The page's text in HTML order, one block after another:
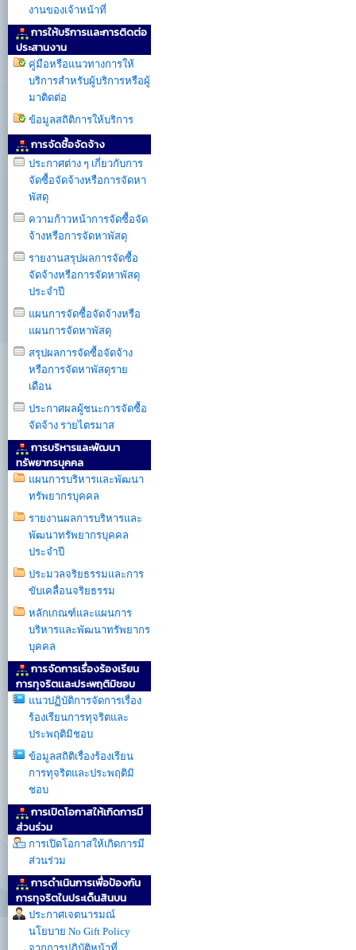
งานของเจ้าหน้าที่
การให้บริการเเละการติดต่อ
ประสานงาน
คู่มือหรือแนวทางการให้
บริการสำหรับผู้บริการหรือผู้
มาติดต่อ
ข้อมูลสถิติการให้บริการ
การจัดซื้อจัดจ้าง
ประกาศต่าง ๆ เกี่ยวกับการ
จัดซื้อจัดจ้างหรือการจัดหา
พัสดุ
ความก้าวหน้าการจัดซื้อจัด
จ้างหรือการจัดหาพัสดุ
รายงานสรุปผลการจัดซื้อ
จัดจ้างหรือการจัดหาพัสดุ
ประจำปี
แผนการจัดซื้อจัดจ้างหรือ
แผนการจัดหาพัสดุ
สรุปผลการจัดซื้อจัดจ้าง
หรือการจัดหาพัสดุราย
เดือน
ประกาศผลผู้ชนะการจัดซื้อ
จัดจ้าง รายไตรมาส
การบริหารและพัฒนา
ทรัพยากรบุคคล
แผนการบริหารเเละพัฒนา
ทรัพยากรบุคคล
รายงานผลการบริหารและ
พัฒนาทรัพยากรบุคคล
ประจำปี
ประมวลจริยธรรมและการ
ขับเคลื่อนจริยธรรม
หลักเกณฑ์และแผนการ
บริหารและพัฒนาทรัพยากร
บุคคล
การจัดการเรื่องร้องเรียน
การทุจริตเเละประพฤติมิชอบ
แนวปฏิบัติการจัดการเรื่อง
ร้องเรียนการทุจริตและ
ประพฤติมิชอบ
ข้อมูลสถิติเรื่องร้องเรียน
การทุจริตและประพฤติมิ
ชอบ
การเปิดโอกาสให้เกิดการมี
ส่วนร่วม
การเปิดโอกาสให้เกิดการมี
ส่วนร่วม
การดำเนินการเพื่อป้องกัน
การทุจริตในประเด็นสินบน
ประกาศเจตนารมณ์
นโยบาย No Gift Policy